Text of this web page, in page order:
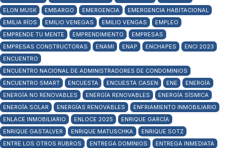
ELON MUSK
EMBARGO EMERGENCIA
EMERGENCIA HABITACIONAL
EMILIA RÍOS
EMILIO VENEGAS EMILIO VENGAS
EMPLEO
EMPRENDE TU MENTE
EMPRENDIMIENTO
EMPRESAS
EMPRESAS CONSTRUCTORAS
ENAMI ENAP ENCHAPES
ENCI 2023
ENCUENTRO
ENCUENTRO NACIONAL DE ADMINISTRADORES DE CONDOMINIOS
ENCUENTRO SMART
ENCUESTA ENCUESTA CASEN ENE
ENERGÍA
ENERGÍA NO RENOVABLES
ENERGÍA RENOVABLES
ENERGÍA SÍSMICA
ENERGÍA SOLAR
ENERGÍAS RENOVABLES
ENFRIAMIENTO INMOBILIARIO
ENLACE INMOBILIARIO
ENLOCE 2025
ENRIQUE GARCÍA
ENRIQUE GASTALVER
ENRIQUE MATUSCHKA
ENRIQUE SOTZ
ENTRE LOS OTROS RUBROS
ENTREGA DOMINIOS
ENTREGA INMEDIATA